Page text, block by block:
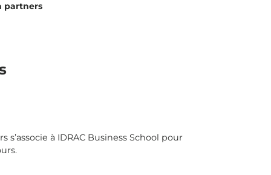
partners
s’associe à IDRAC Business School pour